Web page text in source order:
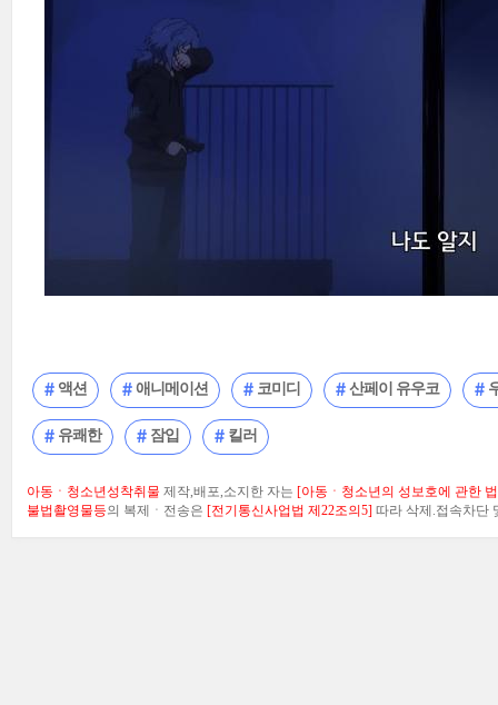
액션 애니메이션 코미디 산페이 유우코
유쾌한 잠입 킬러
아동ㆍ청소년성착취물 제작,배포,소지한 자는 [아동ㆍ청소년의 성보호에 관한
불법촬영물등의 복제ㆍ전송은 [전기통신사업법 제22조의5] 따라 삭제.접속차단